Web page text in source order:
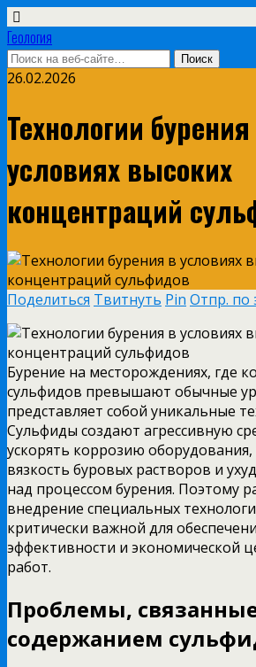
Геология
26.02.2026
Технологии
условиях высоких
концентраций
Поделиться Твитнуть Pin Отпр. по
Бурение на месторождениях, где
сульфидов превышают обычные
представляет собой уникальные
Сульфиды создают агрессивную
ускорять коррозию
вязкость буровых растворов и
над процессом бурения. Поэтому
внедрение специальных
критически важной для
эффективности и экономической
работ.
Проблемы,
содержанием